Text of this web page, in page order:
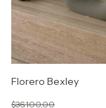
Florero Bexley
$36.100,00